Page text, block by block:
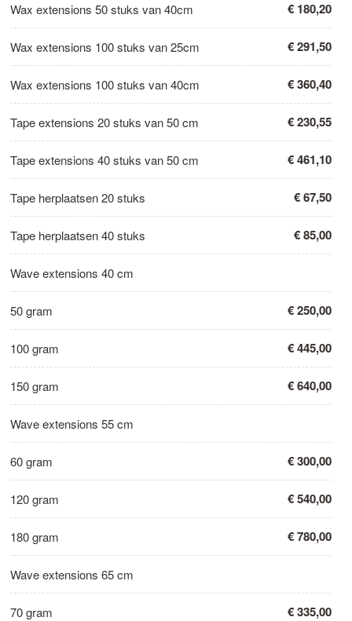
Wax extensions 50 stuks van 40cm € 180,20
Wax extensions 100 stuks van 25cm € 291,50
Wax extensions 100 stuks van 40cm € 360,40
Tape extensions 20 stuks van 50 cm € 230,55
Tape extensions 40 stuks van 50 cm € 461,10
Tape herplaatsen 20 stuks € 67,50
Tape herplaatsen 40 stuks € 85,00
Wave extensions 40 cm
50 gram € 250,00
100 gram € 445,00
150 gram € 640,00
Wave extensions 55 cm
60 gram € 300,00
120 gram € 540,00
180 gram € 780,00
Wave extensions 65 cm
70 gram € 335,00